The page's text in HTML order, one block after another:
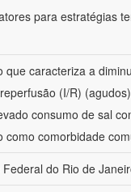
para estratégias
que caracteriza a
(I/R)
consumo de sal
comorbidade
do Rio de